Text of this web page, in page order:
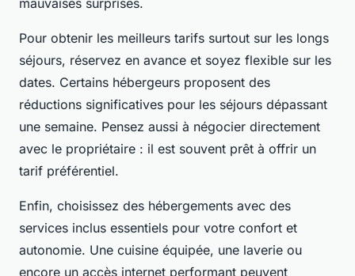
mauvaises surprises.
Pour obtenir les meilleurs tarifs surtout sur les longs
séjours, réservez en avance et soyez flexible sur les
dates. Certains hébergeurs proposent des
réductions significatives pour les séjours dépassant
une semaine. Pensez aussi à négocier directement
avec le propriétaire : il est souvent prêt à offrir un
tarif préférentiel.
Enfin, choisissez des hébergements avec des
services inclus essentiels pour votre confort et
autonomie. Une cuisine équipée, une laverie ou
encore un accès internet performant peuvent